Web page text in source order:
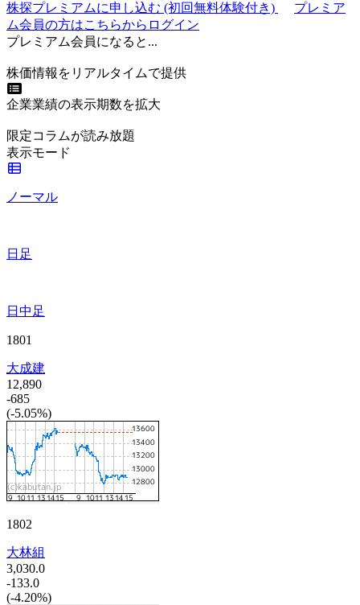
株探プレミアムに申し込む (初回無料体験付き)
プレミア
ム会員の方はこちらからログイン
プレミアム会員になると...
株価情報をリアルタイムで提供
企業業績の表示期数を拡大
限定コラムが読み放題
表示モード
ノーマル
日足
日中足
1801
大成建
12,890
-685
(-5.05%)
1802
大林組
3,030.0
-133.0
(-4.20%)